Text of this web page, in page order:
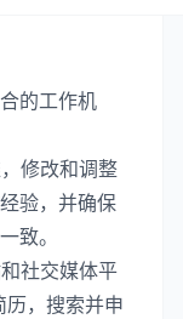
的工作机
修改和调整
验，并确保
致。
社交媒体平
，搜索并申